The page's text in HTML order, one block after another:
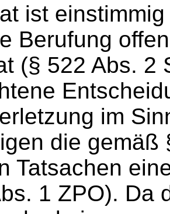
ist
Berufung
(§ 522 Abs. 2
im
die gemäß
Tatsachen
1 ZPO). Da